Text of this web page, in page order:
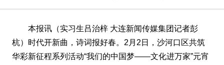
本报讯（实习生吕治梓 大连新闻传媒集团记者彭
杭）时代开新曲，诗词报好春。2月2日，沙河口区共筑
华彩新征程系列活动“我们的中国梦——文化进万家”元宵